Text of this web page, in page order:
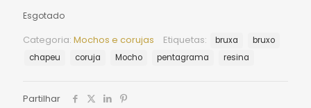
Esgotado
Categoria: Mochos e corujas Etiquetas: bruxa
bruxo
chapeu
coruja Mocho pentagrama resina
Partilhar